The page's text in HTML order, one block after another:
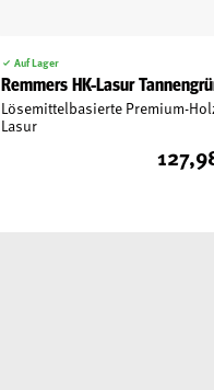
Auf Lager
Remmers HK-Lasur
Lösemittelbasierte Premium-
Lasur